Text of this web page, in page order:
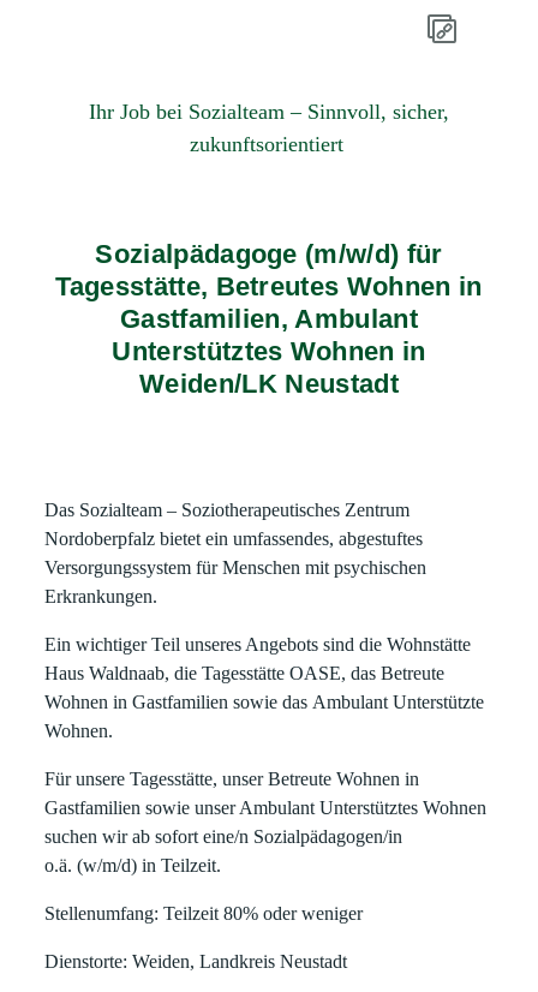
Ihr Job bei Sozialteam – Sinnvoll, sicher,
zukunftsorientiert
Sozialpädagoge (m/w/d) für
Tagesstätte, Betreutes Wohnen in
Gastfamilien, Ambulant
Unterstütztes Wohnen in
Weiden/LK Neustadt
Das Sozialteam – Soziotherapeutisches Zentrum
Nordoberpfalz bietet ein umfassendes, abgestuftes
Versorgungssystem für Menschen mit psychischen
Erkrankungen.
Ein wichtiger Teil unseres Angebots sind dieWohnstätte
Haus Waldnaab, dieTagesstätte OASE, dasBetreute
Wohnen in Gastfamilien sowie das Ambulant Unterstützte
Wohnen.
Für unsere Tagesstätte, unser Betreute Wohnen in
Gastfamilien sowie unser Ambulant Unterstütztes Wohnen
suchen wir ab sofort eine/n Sozialpädagogen/in
o.ä. (w/m/d) in Teilzeit.
Stellenumfang: Teilzeit 80% oder weniger
Dienstorte: Weiden, Landkreis Neustadt